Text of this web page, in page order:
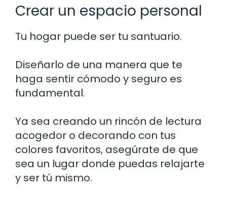
Crear un espacio personal
Tu hogar puede ser tu santuario.
Diseñarlo de una manera que te
haga sentir cómodo y seguro es
fundamental.
Ya sea creando un rincón de lectura
acogedor o decorando con tus
colores favoritos, asegúrate de que
sea un lugar donde puedas relajarte
y ser tú mismo.